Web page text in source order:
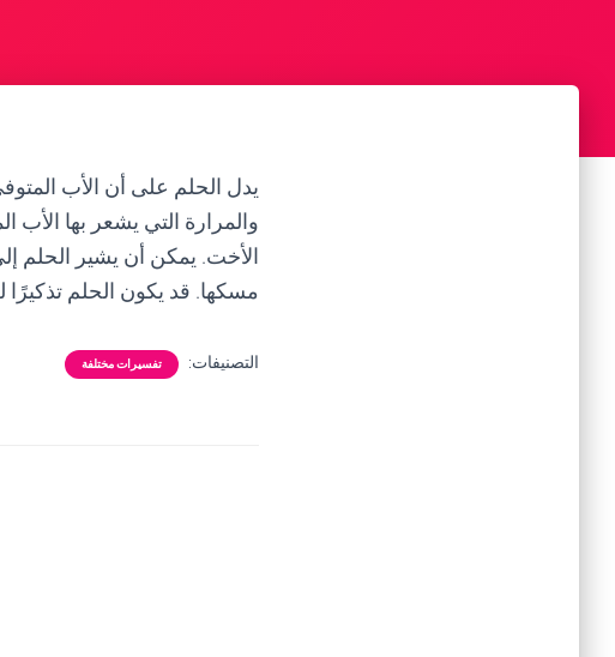
يدل الحلم على أن الأب
والمرارة التي يشعر بها الأب
الأخت. يمكن أن يشير الحلم
مسكها. قد يكون الحلم تذكيرًا
التصنيفات: تفسيرات مختلفة